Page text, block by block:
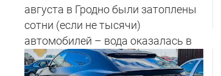
августа в Гродно были затоплены
сотни (если не тысячи)
автомобилей – вода оказалась в
салоне...